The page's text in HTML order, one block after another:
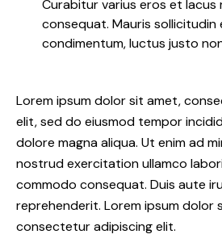
Curabitur varius eros et lacus
consequat. Mauris sollicitudin
condimentum, luctus justo
Lorem ipsum dolor sit amet,
elit, sed do eiusmod tempor
dolore magna aliqua. Ut enim ad
nostrud exercitation ullamco
commodo consequat. Duis aute
reprehenderit. Lorem ipsum dolor
consectetur adipiscing elit.